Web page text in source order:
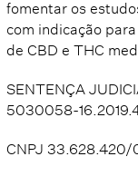
fomentar os
com indicação
de CBD e THC
SENTENÇA
5030058-
CNPJ 33.628.420/